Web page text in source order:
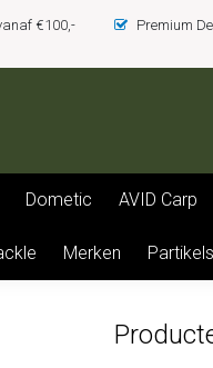
€100,- Premium
Dometic AVID Carp
Merken